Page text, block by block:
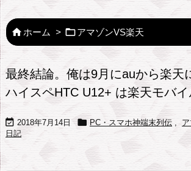
 ホーム > アマゾンVS楽天
最終結論。俺は9月にauから楽天
ハイスペHTC U12+ は楽天モバ
 2018年7月14日  PC・スマホ神端末列伝
日記